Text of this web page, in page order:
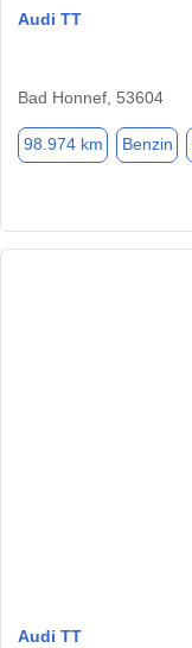
Audi TT
Bad Honnef, 53604
98.974 km Benzin
Audi TT